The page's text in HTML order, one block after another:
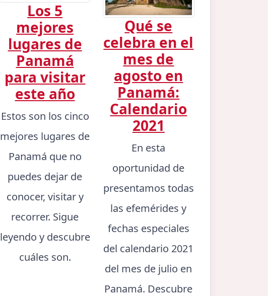
Los 5
mejores
lugares de
Panamá
para visitar
este año
Estos son los cinco
mejores lugares de
Panamá que no
puedes dejar de
conocer, visitar y
recorrer. Sigue
leyendo y descubre
cuáles son.
Qué se
celebra en el
mes de
agosto en
Panamá:
Calendario
2021
En esta
oportunidad de
presentamos todas
las efemérides y
fechas especiales
del calendario 2021
del mes de julio en
Panamá. Descubre